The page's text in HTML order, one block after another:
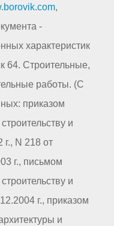
,
-
характеристик
64. Строительные,
работы. (С
приказом
и
г., N 218 от
г., письмом
и
г., приказом
и